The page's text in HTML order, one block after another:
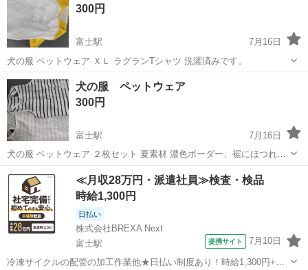
300円
富士駅
7月16日
犬の服 ペットウェア ＸＬ ラグランTシャツ 洗濯済みです。
静岡 富士市 富士駅 その他
犬の服 ペットウェア
300円
富士駅
7月16日
犬の服 ペットウェア ２枚セット 夏素材 濃色ボーダー、裾にほつれあ
り。 淡色ボーダー、ひっかけた穴あり。 洗濯済みです。
静岡 富士市 富士駅 その他 セット
≪月収28万円・派遣社員≫検査・検品
時給1,300円
日払い
株式会社BREXA Next
富士駅
提携サイト 7月10日
冷凍サイクルの配管の加工作業他★日払い制度あり！時給1,300円+交